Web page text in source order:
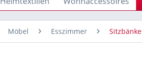
Möbel Esszimmer Sitzbänke